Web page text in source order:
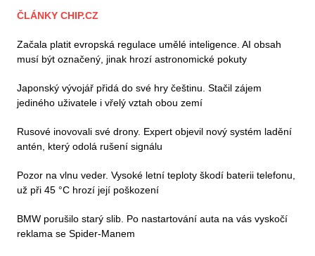
ČLÁNKY CHIP.CZ
Začala platit evropská regulace umělé inteligence. AI obsah
musí být označený, jinak hrozí astronomické pokuty
Japonský vývojář přidá do své hry češtinu. Stačil zájem
jediného uživatele i vřelý vztah obou zemí
Rusové inovovali své drony. Expert objevil nový systém ladění
antén, který odolá rušení signálu
Pozor na vlnu veder. Vysoké letní teploty škodí baterii telefonu,
už při 45 °C hrozí její poškození
BMW porušilo starý slib. Po nastartování auta na vás vyskočí
reklama se Spider-Manem